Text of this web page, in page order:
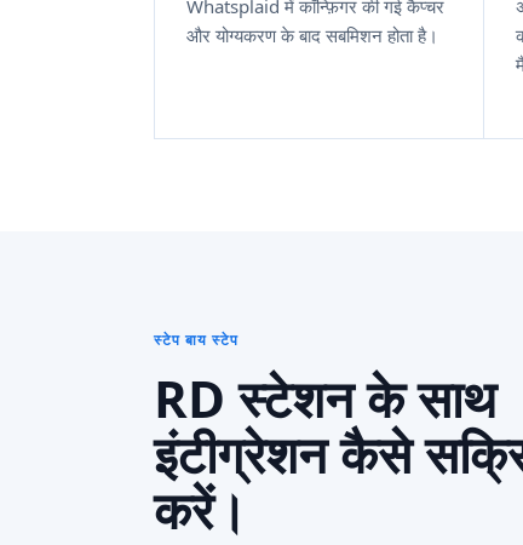
Whatsplaid में कॉन्फ़िगर की गई कैप्चर
और योग्यकरण के बाद सबमिशन होता है।
स्टेप बाय स्टेप
RD स्टेशन के साथ
इंटीग्रेशन कैसे
करें।